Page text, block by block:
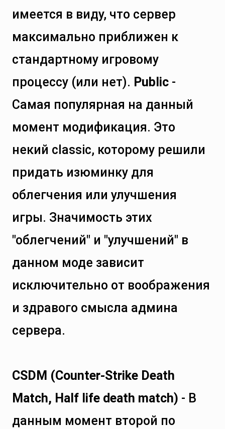
имеется в виду, что сервер
максимально приближен к
стандартному игровому
процессу (или нет). Public -
Самая популярная на данный
момент модификация. Это
некий classic, которому решили
придать изюминку для
облегчения или улучшения
игры. Значимость этих
"облегчений" и "улучшений" в
данном моде зависит
исключительно от воображения
и здравого смысла админа
сервера.
CSDM (Counter-Strike Death
Match, Half life death match) - В
данным момент второй по